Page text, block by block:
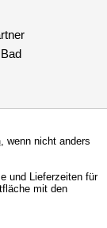
, wenn nicht anders
und Lieferzeiten für
mit den